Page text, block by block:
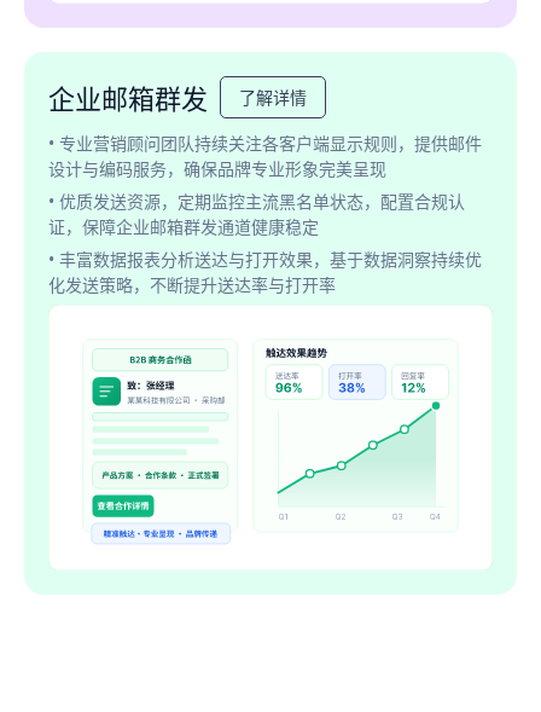
企业邮箱群发
了解详情
• 专业营销顾问团队持续关注各客户端显示规则，提供邮件
设计与编码服务，确保品牌专业形象完美呈现
• 优质发送资源，定期监控主流黑名单状态，配置合规认
证，保障企业邮箱群发通道健康稳定
• 丰富数据报表分析送达与打开效果，基于数据洞察持续优
化发送策略，不断提升送达率与打开率